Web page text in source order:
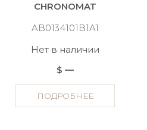
CHRONOMAT
AB0134101B1A1
Нет в наличии
$ —
ПОДРОБНЕЕ